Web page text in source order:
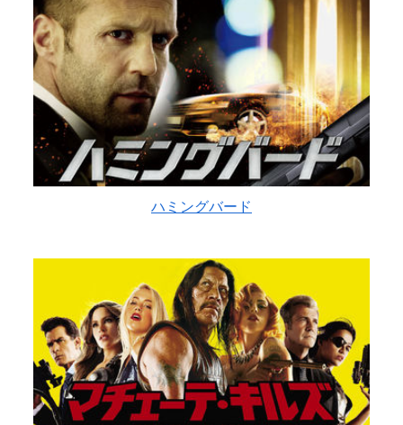
ハミングバード